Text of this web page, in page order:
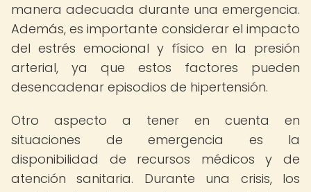
manera adecuada durante una emergencia.
Además, es importante considerar el impacto
del estrés emocional y físico en la presión
arterial, ya que estos factores pueden
desencadenar episodios de hipertensión.
Otro aspecto a tener en cuenta en
situaciones de emergencia es la
disponibilidad de recursos médicos y de
atención sanitaria. Durante una crisis, los